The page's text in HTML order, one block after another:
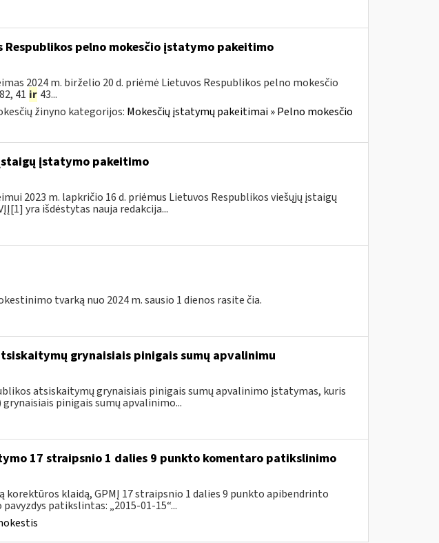
pelno mokesčio įstatymo pakeitimo
2024 m. birželio 20 d. priėmė Lietuvos Respublikos pelno mokesčio
41 ir 43...
žinyno kategorijos: Mokesčių įstatymų pakeitimai » Pelno mokesčio
įstatymo pakeitimo
2023 m. lapkričio 16 d. priėmus Lietuvos Respublikos viešųjų įstaigų
yra išdėstytas nauja redakcija...
tvarką nuo 2024 m. sausio 1 dienos rasite čia.
grynaisiais pinigais sumų apvalinimu
atsiskaitymų grynaisiais pinigais sumų apvalinimo įstatymas, kuris
pinigais sumų apvalinimo...
17 straipsnio 1 dalies 9 punkto komentaro patikslinimo
klaidą, GPMĮ 17 straipsnio 1 dalies 9 punkto apibendrinto
patikslintas: „2015-01-15“...